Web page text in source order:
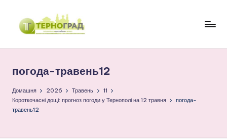
Перейти
р
н
о
погода-травень12
Домашня 2026 Травень
11
Короткочасні дощі: прогноз погоди у Тернополі на 12 травня
погода-
травень12